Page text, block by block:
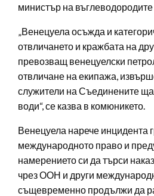
министър на
„Венецуела осъжда и
отвличането и кражбата на
превозващ венецуелски
отвличане на екипажа,
служители на Съединените
води“, се казва в комюникето.
Венецуела нарече инцидента
международното право и
намерението си да търси
чрез ООН и други
същевременно продължи да